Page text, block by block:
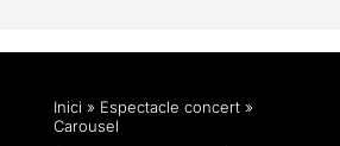
Inici » Espectacle concert »
Carousel